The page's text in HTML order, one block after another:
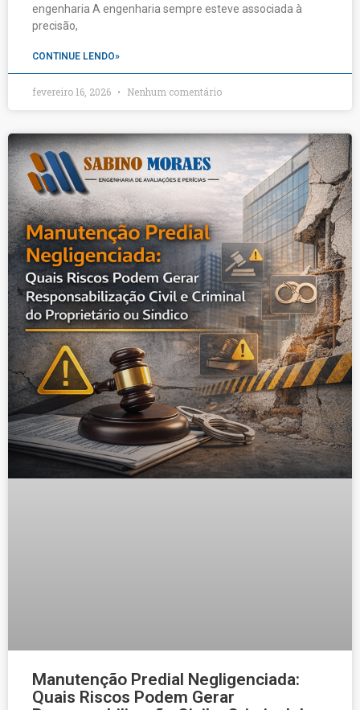
engenharia A engenharia sempre esteve associada à
precisão,
CONTINUE LENDO»
fevereiro 16, 2026 Nenhum comentário
Manutenção Predial Negligenciada:
Quais Riscos Podem Gerar